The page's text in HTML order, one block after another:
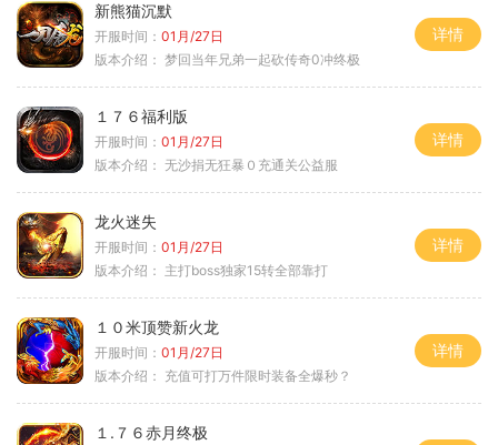
新熊猫沉默
开服时间： 01月/27日
版本介绍： 梦回当年兄弟一起砍传奇0冲终极
详情
１７６福利版
开服时间： 01月/27日
版本介绍： 无沙捐无狂暴０充通关公益服
详情
龙火迷失
开服时间： 01月/27日
版本介绍： 主打boss独家15转全部靠打
详情
１０米顶赞新火龙
开服时间： 01月/27日
版本介绍： 充值可打万件限时装备全爆秒？
详情
１.７６赤月终极